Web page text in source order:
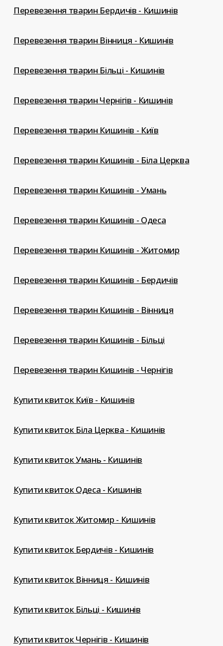
Перевезення тварин Бердичів - Кишинів
Перевезення тварин Вінниця - Кишинів
Перевезення тварин Більці - Кишинів
Перевезення тварин Чернігів - Кишинів
Перевезення тварин Кишинів - Київ
Перевезення тварин Кишинів - Біла Церква
Перевезення тварин Кишинів - Умань
Перевезення тварин Кишинів - Одеса
Перевезення тварин Кишинів - Житомир
Перевезення тварин Кишинів - Бердичів
Перевезення тварин Кишинів - Вінниця
Перевезення тварин Кишинів - Більці
Перевезення тварин Кишинів - Чернігів
Купити квиток Київ - Кишинів
Купити квиток Біла Церква - Кишинів
Купити квиток Умань - Кишинів
Купити квиток Одеса - Кишинів
Купити квиток Житомир - Кишинів
Купити квиток Бердичів - Кишинів
Купити квиток Вінниця - Кишинів
Купити квиток Більці - Кишинів
Купити квиток Чернігів - Кишинів